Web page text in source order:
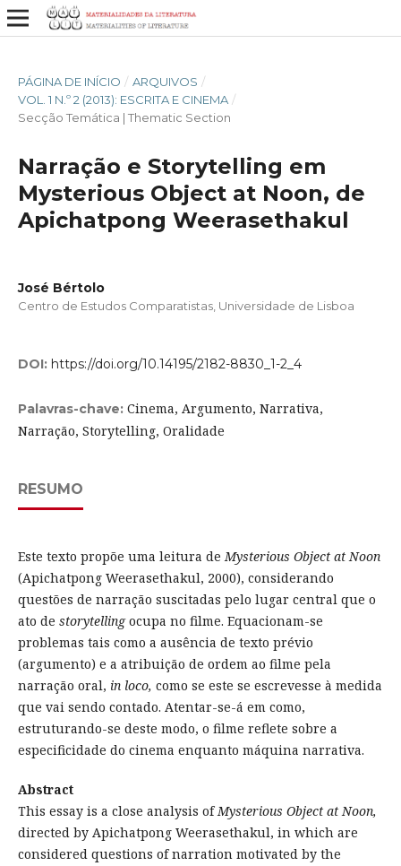
PÁGINA DE INÍCIO / ARQUIVOS /
VOL. 1 N.º 2 (2013): ESCRITA E CINEMA /
Secção Temática | Thematic Section
Narração e Storytelling em
Mysterious Object at Noon, de
Apichatpong Weerasethakul
José Bértolo
Centro de Estudos Comparatistas, Universidade de Lisboa
DOI: https://doi.org/10.14195/2182-8830_1-2_4
Palavras-chave: Cinema, Argumento, Narrativa,
Narração, Storytelling, Oralidade
RESUMO
Este texto propõe uma leitura deMysterious Object at Noon
(Apichatpong Weerasethakul, 2000), considerando
questões de narração suscitadas pelo lugar central que o
ato de storytellingocupa no filme. Equacionam-se
problemas tais como a ausência de texto prévio
(argumento) e a atribuição de ordem ao filme pela
narração oral, in loco, como se este se escrevesse à medida
que vai sendo contado. Atentar-se-á em como,
estruturando-se deste modo, o filme reflete sobre a
especificidade do cinema enquanto máquina narrativa.
Abstract
This essay is a close analysis ofMysterious Object at Noon,
directed by Apichatpong Weerasethakul, in which are
considered questions of narration motivated by the